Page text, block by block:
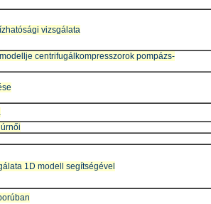
vizsgálata
centrifugálkompresszorok pompázs-
1D modell segítségével